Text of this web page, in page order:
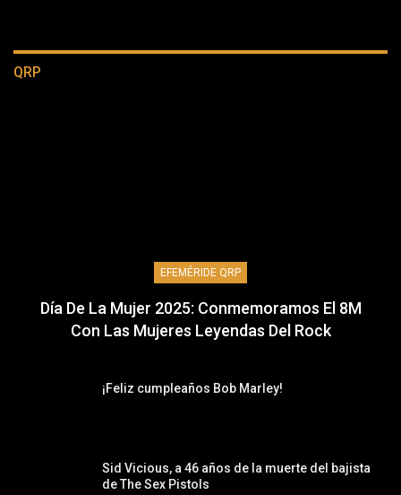
QRP
EFEMÉRIDE QRP
Día De La Mujer 2025: Conmemoramos El 8M
Con Las Mujeres Leyendas Del Rock
¡Feliz cumpleaños Bob Marley!
Sid Vicious, a 46 años de la muerte del bajista
de The Sex Pistols